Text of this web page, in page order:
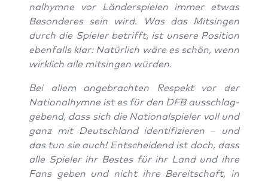
nal­hym­ne vor Län­der­spie­len immer etwas
Beson­de­res sein wird. Was das Mit­sin­gen
durch die Spie­ler betrifft, ist unse­re Posi­ti­on
eben­falls klar: Natür­lich wäre es schön, wenn
wirk­lich alle mit­sin­gen würden.
Bei allem ange­brach­ten Respekt vor der
Natio­nal­hym­ne ist es für den DFB aus­schlag­
ge­bend, dass sich die Natio­nal­spie­ler voll und
ganz mit Deutsch­land iden­ti­fi­zie­ren – und
das tun sie auch! Ent­schei­dend ist doch, dass
alle Spie­ler ihr Bes­tes für ihr Land und ihre
Fans geben und nicht ihre Bereit­schaft, in